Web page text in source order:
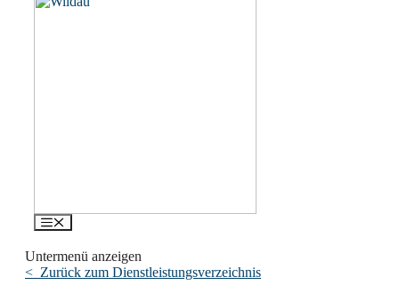
Menü
Untermenü anzeigen
< Zurück zum Dienstleistungsverzeichnis